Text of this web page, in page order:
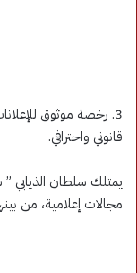
3. رخصة موثوق
قانوني واحترافي.
يمتلك سلطان الذيابي
مجالات إعلامية، من